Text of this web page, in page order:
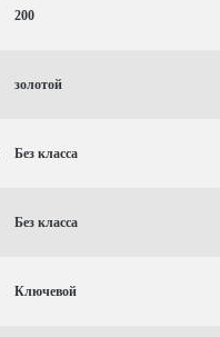
200
золотой
Без класса
Без класса
Ключевой